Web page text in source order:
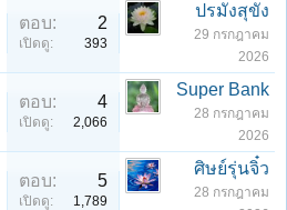
ตอบ: 2
เปิดดู: 393
ปรมังสุขัง
29 กรกฎาคม
2026
ตอบ: 4
เปิดดู: 2,066
Super Bank
28 กรกฎาคม
2026
ตอบ: 5
เปิดดู: 1,789
ศิษย์รุ่นจิ๋ว
28 กรกฎาคม